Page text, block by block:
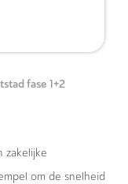
fase 1+2
zakelijke
om de snelheid